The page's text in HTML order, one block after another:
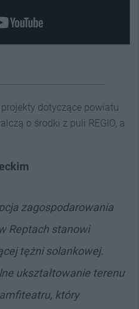
dotyczące powiatu
o środki z puli REGIO, a
zagospodarowania
Reptach stanowi
tężni solankowej.
ukształtowanie terenu
który